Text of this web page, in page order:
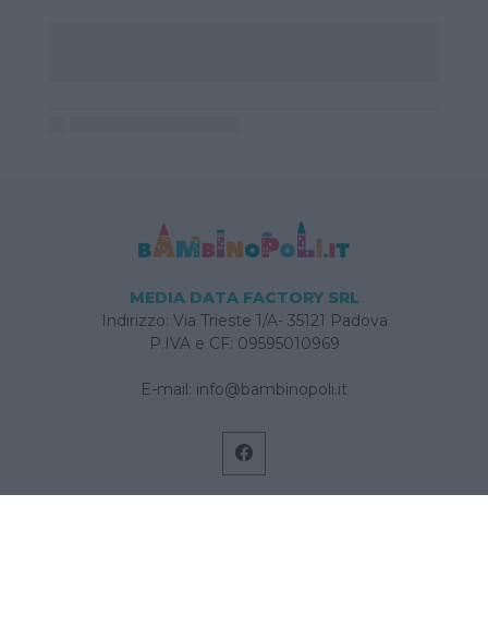
MEDIA DATA FACTORY SRL
Indirizzo: Via Trieste 1/A- 35121 Padova
P.IVA e CF: 09595010969
E-mail: info@bambinopoli.it